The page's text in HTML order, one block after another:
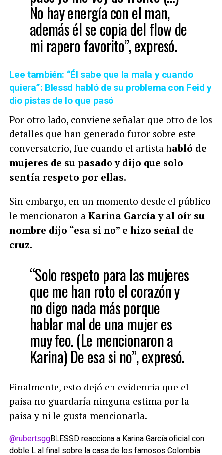
No hay energía con el man,
además él se copia del flow de
mi rapero favorito”, expresó.
Lee también: “Él sabe que la mala y cuando
quiera”: Blessd habló de su problema con Feid y
dio pistas de lo que pasó
Por otro lado, conviene señalar que otro de los
detalles que han generado furor sobre este
conversatorio, fue cuando el artista habló de
mujeres de su pasado y dijo que solo
sentía respeto por ellas.
Sin embargo, en un momento desde el público
le mencionaron a Karina García y al oír su
nombre dijo “esa si no” e hizo señal de
cruz.
“Solo respeto para las mujeres
que me han roto el corazón y
no digo nada más porque
hablar mal de una mujer es
muy feo. (Le mencionaron a
Karina) De esa si no”, expresó.
Finalmente, esto dejó en evidencia que el
paisa no guardaría ninguna estima por la
paisa y ni le gusta mencionarla.
@rubertsggBLESSD reacciona a Karina García oficial con
doble L al final sobre la casa de los famosos Colombia